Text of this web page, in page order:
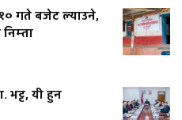
गते बजेट ल्याउने,
भट्ट, यी हुन